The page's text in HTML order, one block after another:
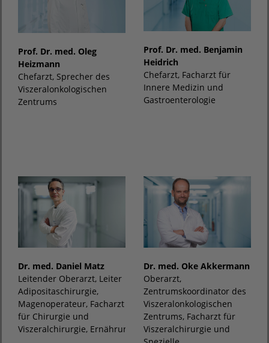
Prof. Dr. med. Oleg
Heizmann
Chefarzt, Sprecher des
Viszeralonkologischen
Zentrums
Prof. Dr. med. Benjamin
Heidrich
Chefarzt, Facharzt für
Innere Medizin und
Gastroenterologie
Dr. med. Daniel Matz
Leitender Oberarzt, Leiter
Adipositaschirurgie,
Magenoperateur, Facharzt
für Chirurgie und
Viszeralchirurgie, Ernährungsmedizin
Dr. med. Oke Akkermann
Oberarzt,
Zentrumskoordinator des
Viszeralonkologischen
Zentrums, Facharzt für
Viszeralchirurgie und